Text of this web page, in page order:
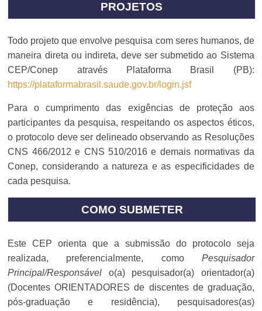
PROJETOS
Todo projeto que envolve pesquisa com seres humanos, de
maneira direta ou indireta, deve ser submetido ao Sistema
CEP/Conep através Plataforma Brasil (PB):
https://plataformabrasil.saude.gov.br/login.jsf
Para o cumprimento das exigências de proteção aos
participantes da pesquisa, respeitando os aspectos éticos,
o protocolo deve ser delineado observando as Resoluções
CNS 466/2012 e CNS 510/2016 e demais normativas da
Conep, considerando a natureza e as especificidades de
cada pesquisa.
COMO SUBMETER
Este CEP orienta que a submissão do protocolo seja
realizada, preferencialmente, como Pesquisador
Principal/Responsável o(a) pesquisador(a) orientador(a)
(Docentes ORIENTADORES de discentes de graduação,
pós-graduação e residência), pesquisadores(as)